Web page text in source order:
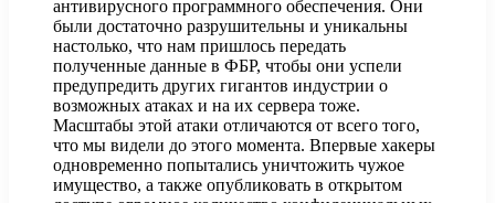
антивирусного программного обеспечения. Они
были достаточно разрушительны и уникальны
настолько, что нам пришлось передать
полученные данные в ФБР, чтобы они успели
предупредить других гигантов индустрии о
возможных атаках и на их сервера тоже.
Масштабы этой атаки отличаются от всего того,
что мы видели до этого момента. Впервые хакеры
одновременно попытались уничтожить чужое
имущество, а также опубликовать в открытом